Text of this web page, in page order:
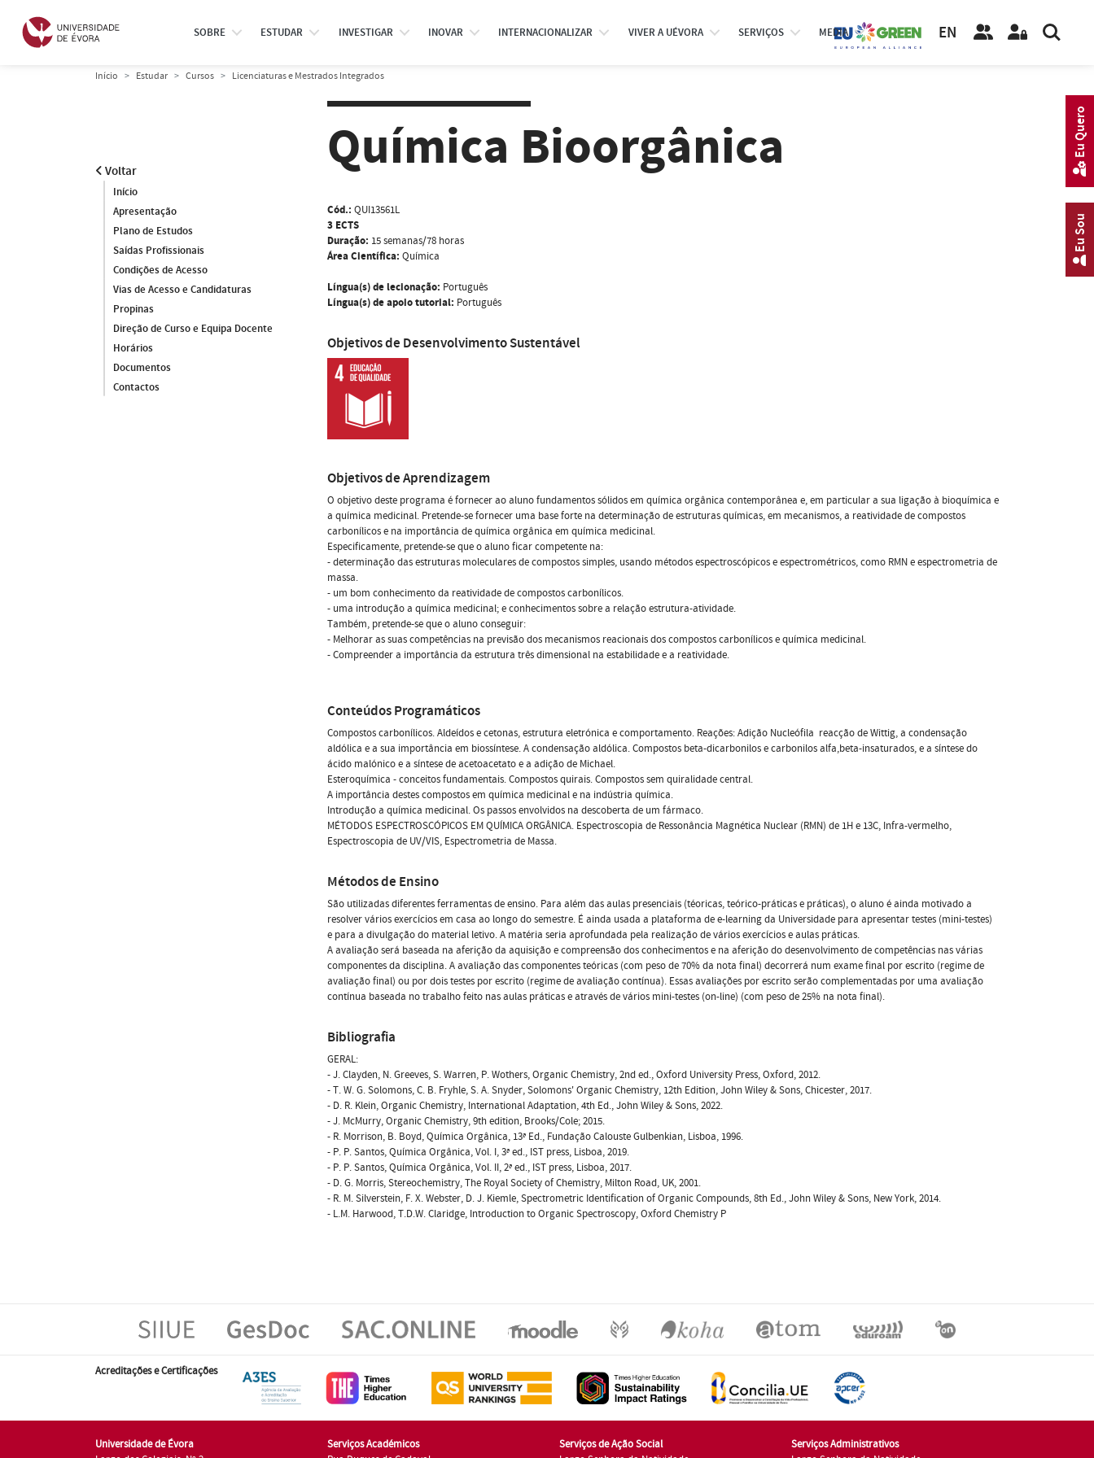
SOBRE ESTUDAR INVESTIGAR INOVAR INTERNACIONALIZAR VIVER A UÉVORA SERVIÇOS MEDIA EN
Início Estudar Cursos Licenciaturas e Mestrados Integrados
Voltar
Início
Apresentação
Plano de Estudos
Saídas Profissionais
Condições de Acesso
Vias de Acesso e Candidaturas
Propinas
Direção de Curso e Equipa Docente
Horários
Documentos
Contactos
Química Bioorgânica
Cód.: QUI13561L
3 ECTS
Duração: 15 semanas/78 horas
Área Científica: Química
Língua(s) de lecionação: Português
Língua(s) de apoio tutorial: Português
Objetivos de Desenvolvimento Sustentável
Objetivos de Aprendizagem
O objetivo deste programa é fornecer ao aluno fundamentos sólidos em química orgânica contemporânea e, em particular a sua ligação à bioquímica e
a química medicinal. Pretende-se fornecer uma base forte na determinação de estruturas químicas, em mecanismos, a reatividade de compostos
carbonílicos e na importância de química orgânica em química medicinal.
Especificamente, pretende-se que o aluno ficar competente na:
- determinação das estruturas moleculares de compostos simples, usando métodos espectroscópicos e espectrométricos, como RMN e espectrometria de
massa.
- um bom conhecimento da reatividade de compostos carbonílicos.
- uma introdução a química medicinal; e conhecimentos sobre a relação estrutura-atividade.
Também, pretende-se que o aluno conseguir:
- Melhorar as suas competências na previsão dos mecanismos reacionais dos compostos carbonílicos e química medicinal.
- Compreender a importância da estrutura três dimensional na estabilidade e a reatividade.
Conteúdos Programáticos
Compostos carbonílicos. Aldeídos e cetonas, estrutura eletrónica e comportamento. Reações: Adição Nucleófila  reacção de Wittig, a condensação
aldólica e a sua importância em biossíntese. A condensação aldólica. Compostos beta-dicarbonilos e carbonilos alfa,beta-insaturados, e a síntese do
ácido malónico e a síntese de acetoacetato e a adição de Michael.
Esteroquímica - conceitos fundamentais. Compostos quirais. Compostos sem quiralidade central.
A importância destes compostos em química medicinal e na indústria química.
Introdução a química medicinal. Os passos envolvidos na descoberta de um fármaco.
MÉTODOS ESPECTROSCÓPICOS EM QUÍMICA ORGÂNICA. Espectroscopia de Ressonância Magnética Nuclear (RMN) de 1H e 13C, Infra-vermelho,
Espectroscopia de UV/VIS, Espectrometria de Massa.
Métodos de Ensino
São utilizadas diferentes ferramentas de ensino. Para além das aulas presenciais (téoricas, teórico-práticas e práticas), o aluno é ainda motivado a
resolver vários exercícios em casa ao longo do semestre. É ainda usada a plataforma de e-learning da Universidade para apresentar testes (mini-testes)
e para a divulgação do material letivo. A matéria seria aprofundada pela realização de vários exercícios e aulas práticas.
A avaliação será baseada na aferição da aquisição e compreensão dos conhecimentos e na aferição do desenvolvimento de competências nas várias
componentes da disciplina. A avaliação das componentes teóricas (com peso de 70% da nota final) decorrerá num exame final por escrito (regime de
avaliação final) ou por dois testes por escrito (regime de avaliação contínua). Essas avaliações por escrito serão complementadas por uma avaliação
contínua baseada no trabalho feito nas aulas práticas e através de vários mini-testes (on-line) (com peso de 25% na nota final).
Bibliografia
GERAL:
- J. Clayden, N. Greeves, S. Warren, P. Wothers, Organic Chemistry, 2nd ed., Oxford University Press, Oxford, 2012.
- T. W. G. Solomons, C. B. Fryhle, S. A. Snyder, Solomons' Organic Chemistry, 12th Edition, John Wiley & Sons, Chicester, 2017.
- D. R. Klein, Organic Chemistry, International Adaptation, 4th Ed., John Wiley & Sons, 2022.
- J. McMurry, Organic Chemistry, 9th edition, Brooks/Cole; 2015.
- R. Morrison, B. Boyd, Química Orgânica, 13ª Ed., Fundação Calouste Gulbenkian, Lisboa, 1996.
- P. P. Santos, Química Orgânica, Vol. I, 3ª ed., IST press, Lisboa, 2019.
- P. P. Santos, Química Orgânica, Vol. II, 2ª ed., IST press, Lisboa, 2017.
- D. G. Morris, Stereochemistry, The Royal Society of Chemistry, Milton Road, UK, 2001.
- R. M. Silverstein, F. X. Webster, D. J. Kiemle, Spectrometric Identification of Organic Compounds, 8th Ed., John Wiley & Sons, New York, 2014.
- L.M. Harwood, T.D.W. Claridge, Introduction to Organic Spectroscopy, Oxford Chemistry P
Acreditações e Certificações
Universidade de Évora
Serviços Académicos
Serviços de Ação Social
Serviços Administrativos
Eu Sou
Eu Quero